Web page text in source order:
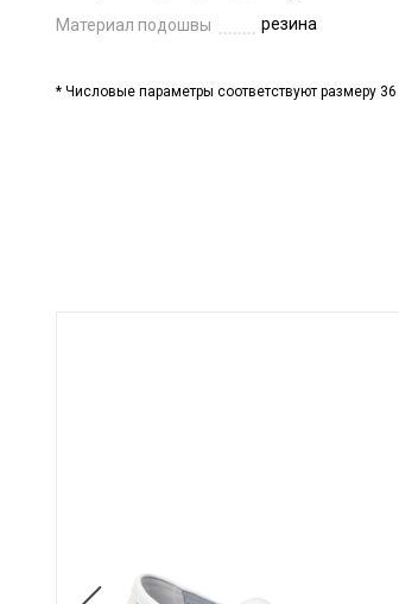
Материал подошвы
резина
* Числовые параметры соответствуют размеру 36